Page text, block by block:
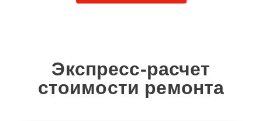
Экспресс-расчет
стоимости ремонта